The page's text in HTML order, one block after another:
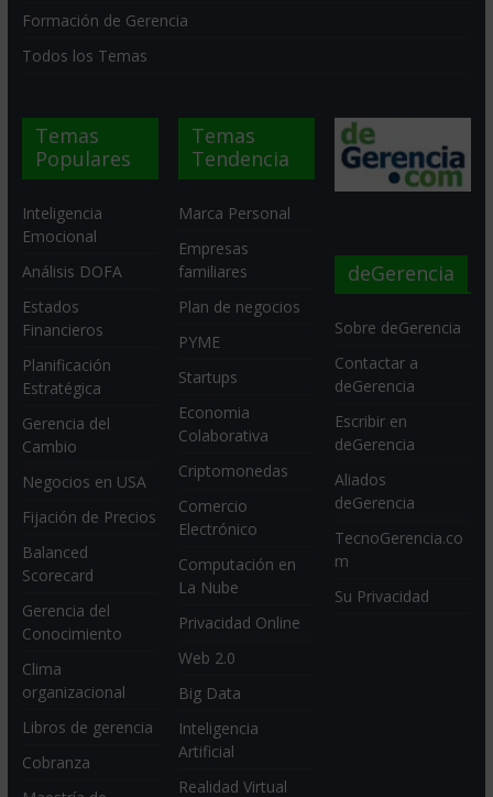
Formación de Gerencia
Todos los Temas
Temas
Populares
Inteligencia
Emocional
Análisis DOFA
Estados
Financieros
Planificación
Estratégica
Gerencia del
Cambio
Negocios en USA
Fijación de Precios
Balanced
Scorecard
Gerencia del
Conocimiento
Clima
organizacional
Libros de gerencia
Cobranza
Temas
Tendencia
Marca Personal
Empresas
familiares
Plan de negocios
PYME
Startups
Economia
Colaborativa
Criptomonedas
Comercio
Electrónico
Computación en
La Nube
Privacidad Online
Web 2.0
Big Data
Inteligencia
Artificial
Realidad Virtual
deGerencia
Sobre deGerencia
Contactar a
deGerencia
Escribir en
deGerencia
Aliados
deGerencia
TecnoGerencia.co
m
Su Privacidad